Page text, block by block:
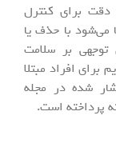
دقت برای کنترل
می‌شود با حذف یا
توجهی بر سلامت
برای افراد مبتلا
شده در مجله